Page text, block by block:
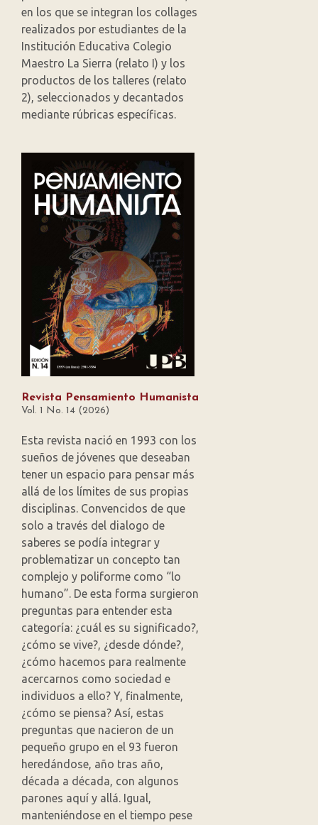
en los que se integran los collages
realizados por estudiantes de la
Institución Educativa Colegio
Maestro La Sierra (relato I) y los
productos de los talleres (relato
2), seleccionados y decantados
mediante rúbricas específicas.
Revista Pensamiento Humanista
Vol. 1 No. 14 (2026)
Esta revista nació en 1993 con los
sueños de jóvenes que deseaban
tener un espacio para pensar más
allá de los límites de sus propias
disciplinas. Convencidos de que
solo a través del dialogo de
saberes se podía integrar y
problematizar un concepto tan
complejo y poliforme como “lo
humano”. De esta forma surgieron
preguntas para entender esta
categoría: ¿cuál es su significado?,
¿cómo se vive?, ¿desde dónde?,
¿cómo hacemos para realmente
acercarnos como sociedad e
individuos a ello? Y, finalmente,
¿cómo se piensa? Así, estas
preguntas que nacieron de un
pequeño grupo en el 93 fueron
heredándose, año tras año,
década a década, con algunos
parones aquí y allá. Igual,
manteniéndose en el tiempo pese